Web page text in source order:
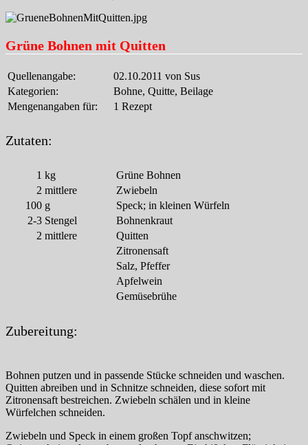
Grüne Bohnen mit Quitten
Quellenangabe:
02.10.2011 von Sus
Kategorien:
Bohne, Quitte, Beilage
Mengenangaben für:
1 Rezept
Zutaten:
1 kg
Grüne Bohnen
2 mittlere
Zwiebeln
100 g
Speck; in kleinen Würfeln
2-3 Stengel
Bohnenkraut
2 mittlere
Quitten
Zitronensaft
Salz, Pfeffer
Apfelwein
Gemüsebrühe
Zubereitung:
Bohnen putzen und in passende Stücke schneiden und waschen.
Quitten abreiben und in Schnitze schneiden, diese sofort mit
Zitronensaft bestreichen. Zwiebeln schälen und in kleine
Würfelchen schneiden.
Zwiebeln und Speck in einem großen Topf anschwitzen;